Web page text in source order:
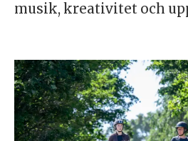
musik, kreativitet och